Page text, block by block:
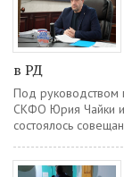
в РД
Под руководством
СКФО Юрия Чайки и
состоялось